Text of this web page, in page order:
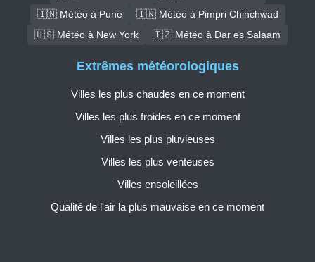
🇮🇳 Météo à Pune
🇮🇳 Météo à Pimpri Chinchwad
🇺🇸 Météo à New York
🇹🇿 Météo à Dar es Salaam
Extrêmes météorologiques
Villes les plus chaudes en ce moment
Villes les plus froides en ce moment
Villes les plus pluvieuses
Villes les plus venteuses
Villes ensoleillées
Qualité de l'air la plus mauvaise en ce moment